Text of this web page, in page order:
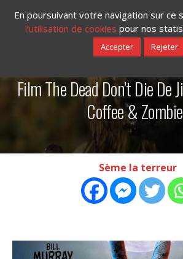
Film The Dead Don’t Die De
Coffee &
Sème la terreur
En poursuivant votre navigation sur ce
l‘utilisation de cookies pour nos
Accepter Rejeter